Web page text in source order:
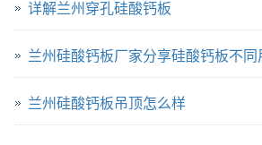
详解兰州穿孔硅酸钙板
兰州硅酸钙板吊顶怎么样